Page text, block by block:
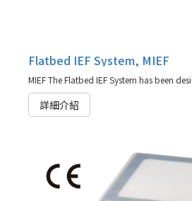
Flatbed IEF System, MIEF
詳細介紹